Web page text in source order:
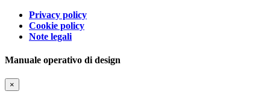
Privacy policy
Cookie policy
Note legali
Manuale operativo di design
×